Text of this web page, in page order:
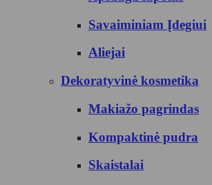
Savaiminiam Įdegiui
Aliejai
Dekoratyvinė kosmetika
Makiažo pagrindas
Kompaktinė pudra
Skaistalai